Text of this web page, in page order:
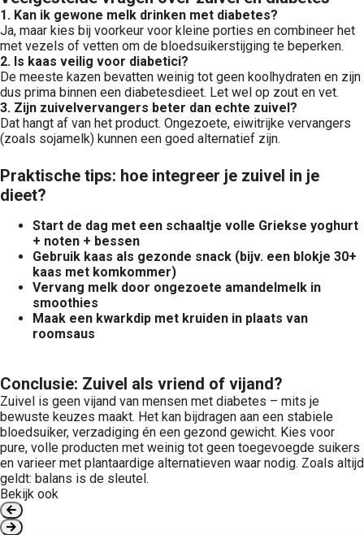
1. Kan ik gewone melk drinken met diabetes?
Ja, maar kies bij voorkeur voor kleine porties en combineer het
met vezels of vetten om de bloedsuikerstijging te beperken.
2. Is kaas veilig voor diabetici?
De meeste kazen bevatten weinig tot geen koolhydraten en zijn
dus prima binnen een diabetesdieet. Let wel op zout en vet.
3. Zijn zuivelvervangers beter dan echte zuivel?
Dat hangt af van het product. Ongezoete, eiwitrijke vervangers
(zoals sojamelk) kunnen een goed alternatief zijn.
Praktische tips: hoe integreer je zuivel in je
dieet?
Start de dag met een schaaltje volle Griekse yoghurt
+ noten + bessen
Gebruik kaas als gezonde snack (bijv. een blokje 30+
kaas met komkommer)
Vervang melk door ongezoete amandelmelk in
smoothies
Maak een kwarkdip met kruiden in plaats van
roomsaus
Conclusie: Zuivel als vriend of vijand?
Zuivel is geen vijand van mensen met diabetes – mits je
bewuste keuzes maakt. Het kan bijdragen aan een stabiele
bloedsuiker, verzadiging én een gezond gewicht. Kies voor
pure, volle producten met weinig tot geen toegevoegde suikers
en varieer met plantaardige alternatieven waar nodig. Zoals altijd
geldt: balans is de sleutel.
Bekijk ook